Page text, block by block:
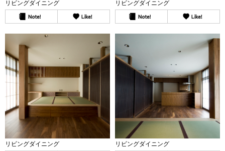
リビングダイニング リビングダイニング
リビングダイニング リビングダイニング